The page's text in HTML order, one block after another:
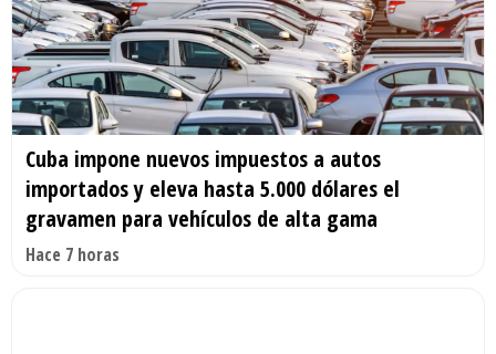
Cuba impone nuevos impuestos a autos
importados y eleva hasta 5.000 dólares el
gravamen para vehículos de alta gama
Hace 7 horas